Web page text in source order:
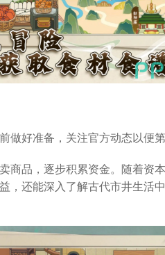
好准备，关注官方动态以便
品，逐步积累资金。随着资
，还能深入了解古代市井生活